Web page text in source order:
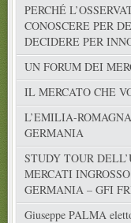
PERCHÉ
CONOSCERE PER
DECIDERE PER
UN FORUM DEI
IL MERCATO CHE
L’EMILIA-
GERMANIA
STUDY TOUR
MERCATI
GERMANIA – GFI
Giuseppe PALMA